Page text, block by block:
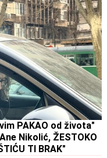
PAKAO od života"
Nikolić, ŽESTOKO
TI BRAK"